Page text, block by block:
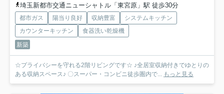
埼玉新都市交通ニューシャトル「東宮原」駅 徒歩30分
都市ガス 陽当り良好 収納豊富
システムキッチン
カウンターキッチン
食器洗い乾燥機
新築
☆プライバシーを守れる2階リビングです☆ ♪全居室収納付きでゆとりの
ある収納スペース♪ 〇スーパー・コンビニ徒歩圏内で... もっと見る